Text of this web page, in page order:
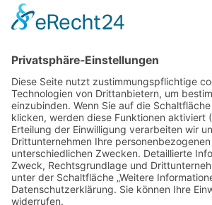
Donata
Auftragsarbeiten
Kontakt
Partner
Presse
RECHTLICHES
Impressum